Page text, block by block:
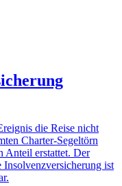
die Reise nicht
Charter-Segeltörn
Anteil erstattet. Der
ist